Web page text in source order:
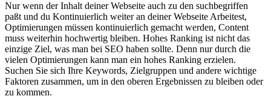
Nur wenn der Inhalt deiner Webseite auch zu den suchbegriffen
paßt und du Kontinuierlich weiter an deiner Webseite Arbeitest,
Optimierungen müssen kontinuierlich gemacht werden, Content
muss weiterhin hochwertig bleiben. Hohes Ranking ist nicht das
einzige Ziel, was man bei SEO haben sollte. Denn nur durch die
vielen Optimierungen kann man ein hohes Ranking erzielen.
Suchen Sie sich Ihre Keywords, Zielgruppen und andere wichtige
Faktoren zusammen, um in den oberen Ergebnissen zu bleiben oder
zu kommen.